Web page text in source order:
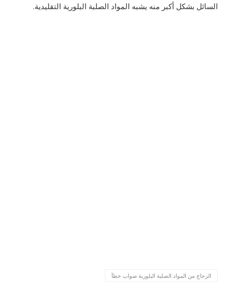
السائل بشكل أكبر منه يشبه المواد الصلبة البلورية التقليدية.
الزجاج من المواد الصلبة البلورية صواب خطأ